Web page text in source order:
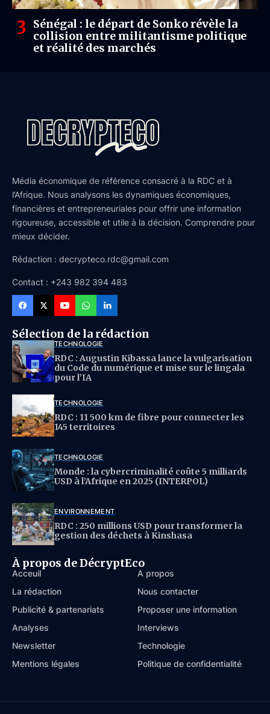
Sénégal : le départ de Sonko révèle la
collision entre militantisme politique
et réalité des marchés
Média économique de référence consacré à la RDC et à
l’Afrique. Nous analysons les dynamiques économiques,
financières et entrepreneuriales pour offrir une information
rigoureuse, accessible et utile à la décision. Comprendre pour
mieux décider.
Rédaction : decrypteco.rdc@gmail.com
Contact : +243 982 394 483
Sélection de la rédaction
TECHNOLOGIE
RDC : Augustin Kibassa lance la vulgarisation
du Code du numérique et mise sur le lingala
pour l’IA
TECHNOLOGIE
RDC : 11 500 km de fibre pour connecter les
145 territoires
TECHNOLOGIE
Monde : la cybercriminalité coûte 5 milliards
USD à l’Afrique en 2025 (INTERPOL)
ENVIRONNEMENT
RDC : 250 millions USD pour transformer la
gestion des déchets à Kinshasa
À propos de DécryptEco
Acceuil
À propos
La rédaction
Nous contacter
Publicité & partenariats
Proposer une information
Analyses
Interviews
Newsletter
Technologie
Mentions légales
Politique de confidentialité